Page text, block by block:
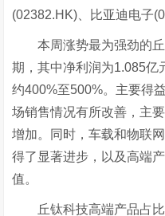
(02382.HK)、比亚迪电子
本周涨势最为强劲的丘
期，其中净利润为1.085亿
约400%至500%。主要得
场销售情况有所改善，主
增加。同时，车载和物联
得了显著进步，以及高端
值。
丘钛科技高端产品占比